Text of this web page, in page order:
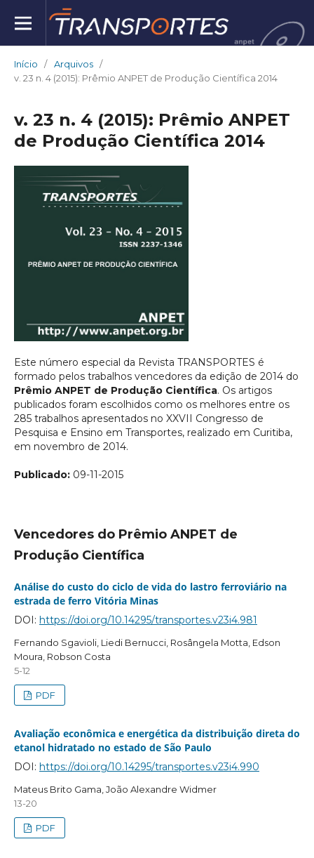
Início / Arquivos /
v. 23 n. 4 (2015): Prêmio ANPET de Produção Científica 2014
v. 23 n. 4 (2015): Prêmio ANPET
de Produção Científica 2014
Este número especial da Revista TRANSPORTES é
formado pelos trabalhos vencedores da edição de 2014 do
Prêmio ANPET de Produção Científica. Os artigos
publicados foram escolhidos como os melhores entre os
285 trabalhos apresentados no XXVII Congresso de
Pesquisa e Ensino em Transportes, realizado em Curitiba,
em novembro de 2014.
Publicado: 09-11-2015
Vencedores do Prêmio ANPET de
Produção Científica
Análise do custo do ciclo de vida do lastro ferroviário na
estrada de ferro Vitória Minas
DOI: https://doi.org/10.14295/transportes.v23i4.981
Fernando Sgavioli, Liedi Bernucci, Rosângela Motta, Edson
Moura, Robson Costa
5-12
PDF
Avaliação econômica e energética da distribuição direta do
etanol hidratado no estado de São Paulo
DOI: https://doi.org/10.14295/transportes.v23i4.990
Mateus Brito Gama, João Alexandre Widmer
13-20
PDF